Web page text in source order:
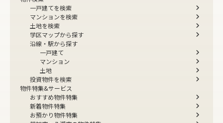
一戸建てを検索
マンションを検索
土地を検索
学区マップから探す
沿線・駅から探す
一戸建て
マンション
土地
投資物件を検索
物件特集&サービス
おすすめ物件特集
新着物件特集
お預かり物件特集